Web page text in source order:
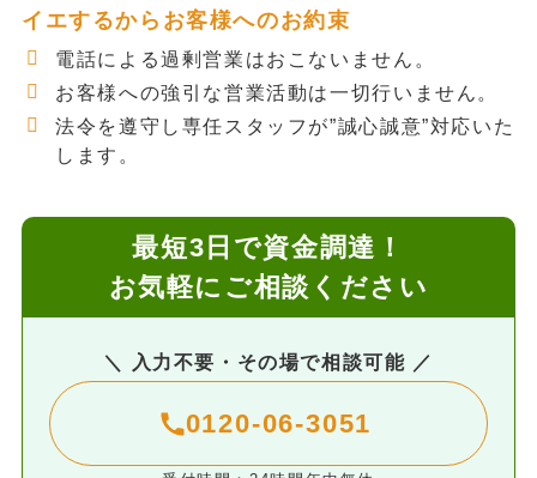
イエするからお客様へのお約束
電話による過剰営業はおこないません。
お客様への強引な営業活動は一切行いません。
法令を遵守し専任スタッフが”誠心誠意”対応いた
します。
最短3日で資金調達！
お気軽にご相談ください
＼ 入力不要・その場で相談可能 ／
0120-06-3051